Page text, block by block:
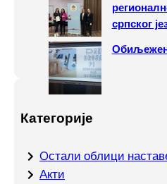
српског
Обиљежен
Категорије
Oстали облици
Акти